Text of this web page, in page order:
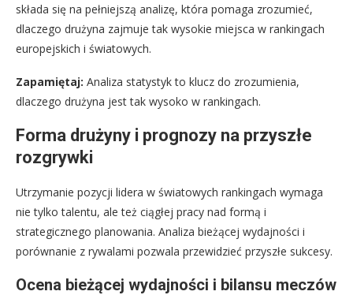
składa się na pełniejszą analizę, która pomaga zrozumieć,
dlaczego drużyna zajmuje tak wysokie miejsca w rankingach
europejskich i światowych.
Zapamiętaj: Analiza statystyk to klucz do zrozumienia,
dlaczego drużyna jest tak wysoko w rankingach.
Forma drużyny i prognozy na przyszłe
rozgrywki
Utrzymanie pozycji lidera w światowych rankingach wymaga
nie tylko talentu, ale też ciągłej pracy nad formą i
strategicznego planowania. Analiza bieżącej wydajności i
porównanie z rywalami pozwala przewidzieć przyszłe sukcesy.
Ocena bieżącej wydajności i bilansu meczów